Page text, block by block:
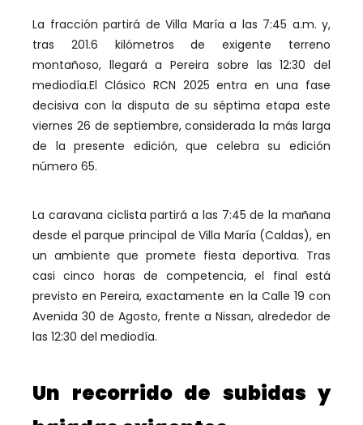
La fracción partirá de Villa María a las 7:45 a.m. y,
tras 201.6 kilómetros de exigente terreno
montañoso, llegará a Pereira sobre las 12:30 del
mediodía.El Clásico RCN 2025 entra en una fase
decisiva con la disputa de su séptima etapa este
viernes 26 de septiembre, considerada la más larga
de la presente edición, que celebra su edición
número 65.
La caravana ciclista partirá a las 7:45 de la mañana
desde el parque principal de Villa María (Caldas), en
un ambiente que promete fiesta deportiva. Tras
casi cinco horas de competencia, el final está
previsto en Pereira, exactamente en la Calle 19 con
Avenida 30 de Agosto, frente a Nissan, alrededor de
las 12:30 del mediodía.
Un recorrido de subidas y